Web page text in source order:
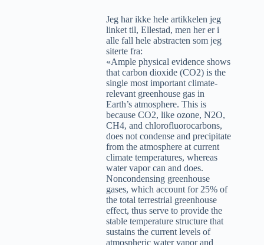
Jeg har ikke hele artikkelen jeg
linket til, Ellestad, men her er i
alle fall hele abstracten som jeg
siterte fra:
«Ample physical evidence shows
that carbon dioxide (CO2) is the
single most important climate-
relevant greenhouse gas in
Earth’s atmosphere. This is
because CO2, like ozone, N2O,
CH4, and chlorofluorocarbons,
does not condense and precipitate
from the atmosphere at current
climate temperatures, whereas
water vapor can and does.
Noncondensing greenhouse
gases, which account for 25% of
the total terrestrial greenhouse
effect, thus serve to provide the
stable temperature structure that
sustains the current levels of
atmospheric water vapor and